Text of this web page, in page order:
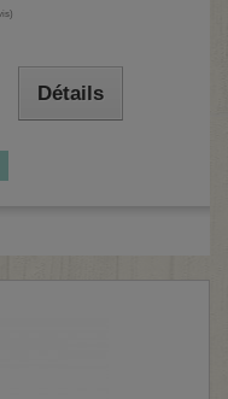
Détails